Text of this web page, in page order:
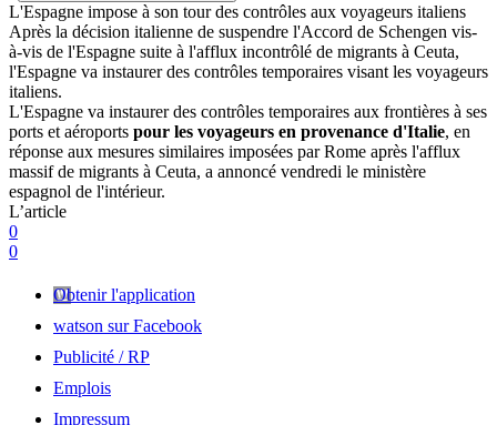
L'Espagne impose à son tour des contrôles aux voyageurs italiens
Après la décision italienne de suspendre l'Accord de Schengen vis-
à-vis de l'Espagne suite à l'afflux incontrôlé de migrants à Ceuta,
l'Espagne va instaurer des contrôles temporaires visant les voyageurs
italiens.
L'Espagne va instaurer des contrôles temporaires aux frontières à ses
ports et aéroports pour les voyageurs en provenance d'Italie, en
réponse aux mesures similaires imposées par Rome après l'afflux
massif de migrants à Ceuta, a annoncé vendredi le ministère
espagnol de l'intérieur.
L’article
0
0
Obtenir l'application
watson sur Facebook
Publicité / RP
Emplois
Impressum